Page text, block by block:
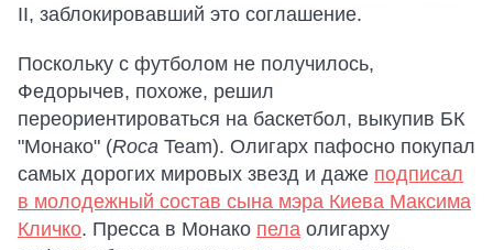
II, заблокировавший это соглашение.
Поскольку с футболом не получилось,
Федорычев, похоже, решил
переориентироваться на баскетбол, выкупив БК
"Монако" (Roca Team). Олигарх пафосно покупал
самых дорогих мировых звезд и даже подписал
в молодежный состав сына мэра Киева Максима
Кличко. Пресса в Монако пела олигарху